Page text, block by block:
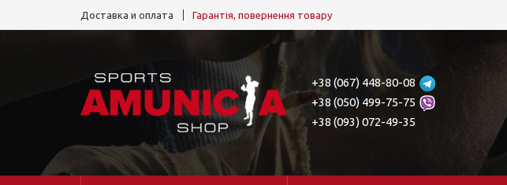
Доставка и оплата Гарантія, повернення товару
+38 (067) 448-80-08
+38 (050) 499-75-75
+38 (093) 072-49-35